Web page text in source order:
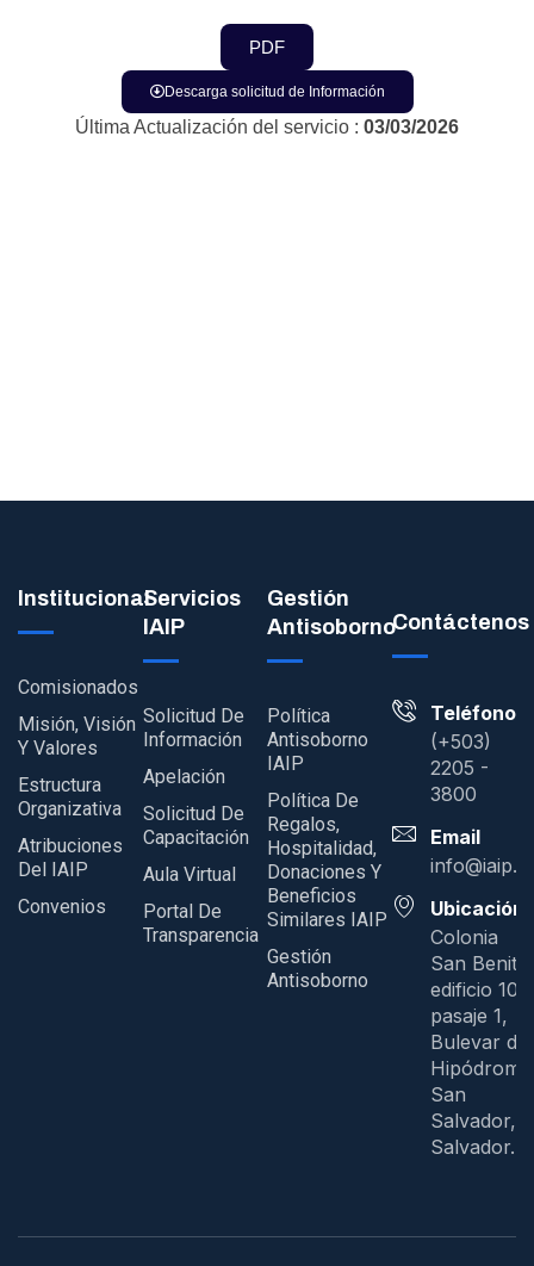
PDF
Descarga solicitud de Información
Última Actualización del servicio : 03/03/2026
Institucional
Comisionados
Misión, Visión
Y Valores
Estructura
Organizativa
Atribuciones
Del IAIP
Convenios
Servicios
IAIP
Solicitud De
Información
Apelación
Solicitud De
Capacitación
Aula Virtual
Portal De
Transparencia
Gestión
Antisoborno
Política
Antisoborno
IAIP
Política De
Regalos,
Hospitalidad,
Donaciones Y
Beneficios
Similares IAIP
Gestión
Antisoborno
Contáctenos
Teléfono
(+503)
2205 -
3800
Email
Ubicación
Colonia
San Benito,
edificio
pasaje 1,
Bulevar del
San
Salvador,
Salvador.